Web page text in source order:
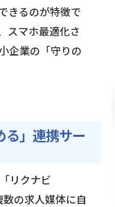
きるのが特徴で
スマホ最適化さ
企業の「守りの
る」連携サー
リクナビ
の求人媒体に自